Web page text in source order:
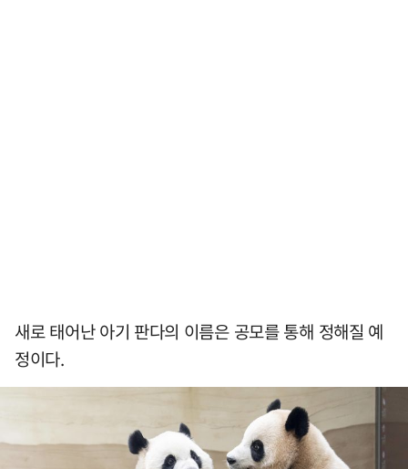
새로 태어난 아기 판다의 이름은 공모를 통해 정해질 예
정이다.